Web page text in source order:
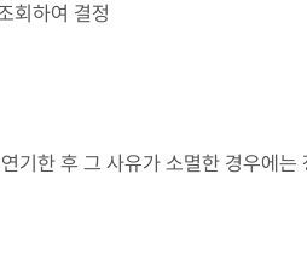
회하여 결정
한 후 그 사유가 소멸한 경우에는